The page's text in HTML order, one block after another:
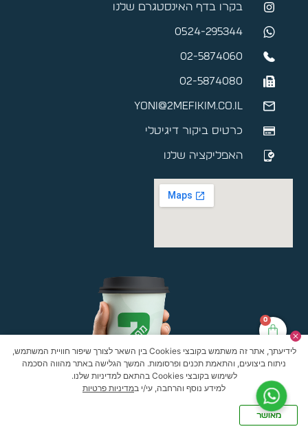
0
בקרו בדף האינסטגרם שלנו
0524-295344
02-5874060
02-5874080
yoni@2mefikim.co.il
כרטיס ביקור דיגיטלי
האפליקציה שלנו
לידיעתך, אתר זה משתמש בקובצי Cookies בין השאר לצורך שיפור חוויית המשתמש,
ניתוח ביצועים, והתאמת תכנים ופרסומות. המשך הגלישה באתר מהווה הסכמה
לשימוש בקובצי Cookies בהתאם למדיניות שלנו.
למידע נוסף והרחבה, עי/י במדיניות פרטיות
מאושר